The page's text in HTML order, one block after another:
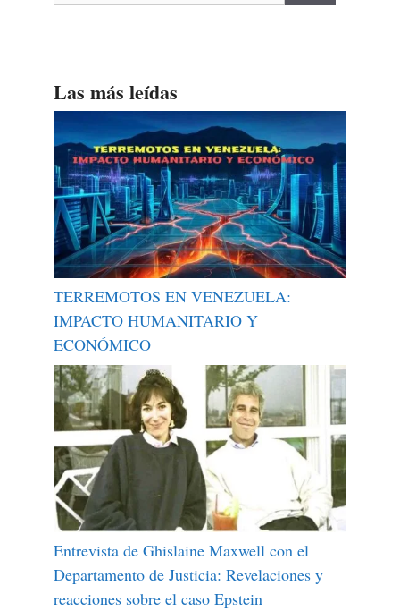
Las más leídas
TERREMOTOS EN VENEZUELA:
IMPACTO HUMANITARIO Y
ECONÓMICO
Entrevista de Ghislaine Maxwell con el
Departamento de Justicia: Revelaciones y
reacciones sobre el caso Epstein